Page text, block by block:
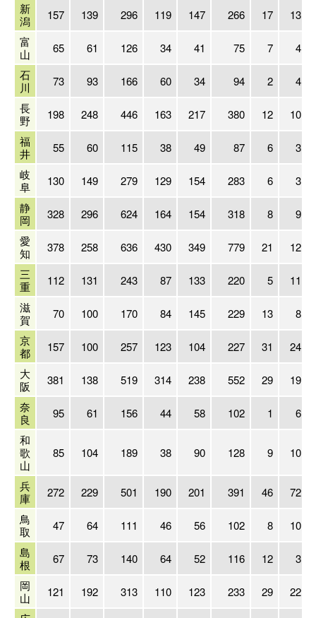
新
潟
157 139 296 119 147 266 17
13
富
山
65 61 126 34 41 75 7
4
石
川
73 93 166 60 34 94 2
4
長
野
198 248 446 163 217 380 12
10
福
井
55 60 115 38 49 87 6
3
岐
阜
130 149 279 129 154 283 6
3
静
岡
328 296 624 164 154 318 8
9
愛
知
378 258 636 430 349 779 21
12
三
重
112 131 243 87 133 220 5
11
滋
賀
70 100 170 84 145 229 13
8
京
都
157 100 257 123 104 227 31
24
大
阪
381 138 519 314 238 552 29
19
奈
良
95 61 156 44 58 102 1
6
和
歌
山
85 104 189 38 90 128 9 10
兵
庫
272 229 501 190 201 391 46
72
鳥
取
47 64 111 46 56 102 8
10
島
根
67 73 140 64 52 116 12
3
岡
山
121 192 313 110 123 233 29
22